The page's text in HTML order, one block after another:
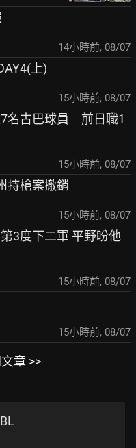
14小時前, 08/07
上)
15小時前, 08/07
7名古巴球員 前日職1
15小時前, 08/07
持槍案撤銷
15小時前, 08/07
3度下二軍 平野盼他
15小時前, 08/07
15小時前, 08/07
章 >>